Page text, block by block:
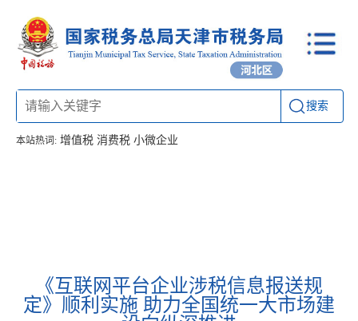
搜索
本站热词: 增值税 消费税 小微企业
《互联网平台企业涉税信息报送规
定》顺利实施 助力全国统一大市场建